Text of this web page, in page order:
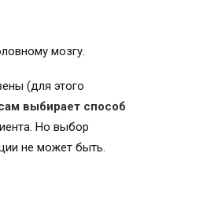
мозгу.
(для этого
выбирает способ
Но выбор
не может быть.